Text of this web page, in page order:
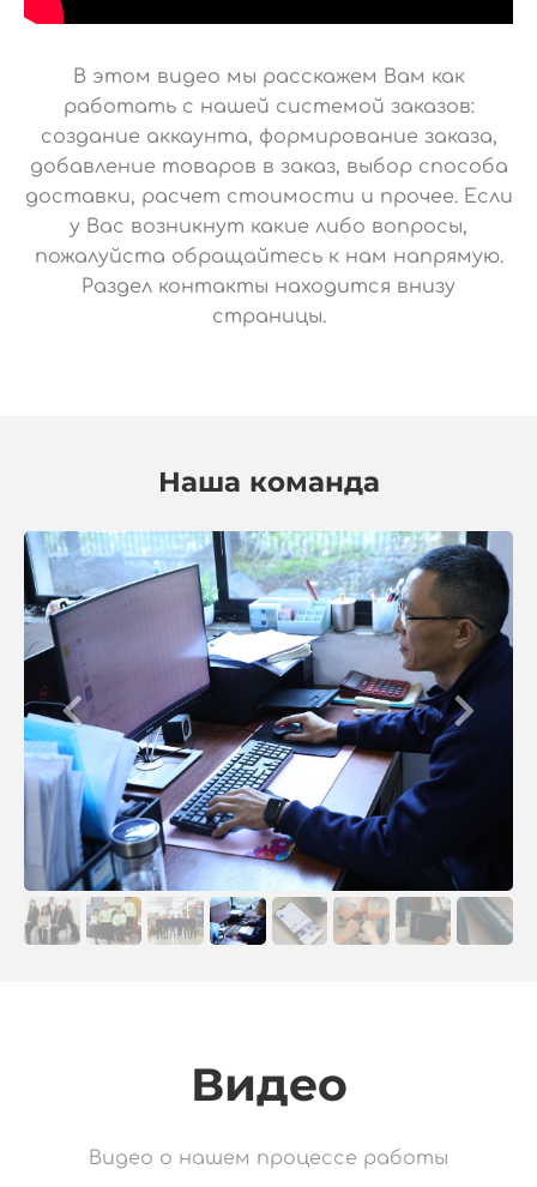
В этом видео мы расскажем Вам как
работать с нашей системой заказов:
создание аккаунта, формирование заказа,
добавление товаров в заказ, выбор способа
доставки, расчет стоимости и прочее. Если
у Вас возникнут какие либо вопросы,
пожалуйста обращайтесь к нам напрямую.
Раздел контакты находится внизу
страницы.
Наша команда
Видео
Видео о нашем процессе работы